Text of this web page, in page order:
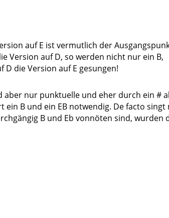
auf E ist vermutlich der
Version auf D, so werden nicht nur ein B,
die Version auf E gesungen!
aber nur punktuelle und eher durch ein #
B und ein EB notwendig. De facto singt
B und Eb vonnöten sind, wurden